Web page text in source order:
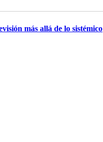
más allá de lo sistémico